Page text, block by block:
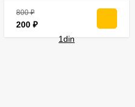
800₽
200 ₽